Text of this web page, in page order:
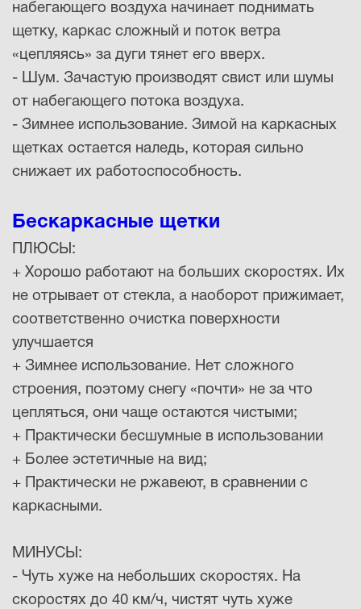
набегающего воздуха начинает поднимать
щетку, каркас сложный и поток ветра
«цепляясь» за дуги тянет его вверх.
- Шум. Зачастую производят свист или шумы
от набегающего потока воздуха.
- Зимнее использование. Зимой на каркасных
щетках остается наледь, которая сильно
снижает их работоспособность.
Бескаркасные щетки
ПЛЮСЫ:
+ Хорошо работают на больших скоростях. Их
не отрывает от стекла, а наоборот прижимает,
соответственно очистка поверхности
улучшается
+ Зимнее использование. Нет сложного
строения, поэтому снегу «почти» не за что
цепляться, они чаще остаются чистыми;
+ Практически бесшумные в использовании
+ Более эстетичные на вид;
+ Практически не ржавеют, в сравнении с
каркасными.
МИНУСЫ:
- Чуть хуже на небольших скоростях. На
скоростях до 40 км/ч, чистят чуть хуже